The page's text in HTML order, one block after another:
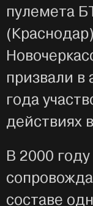
пулемета
призвали
года
действиях
В 2000
составе